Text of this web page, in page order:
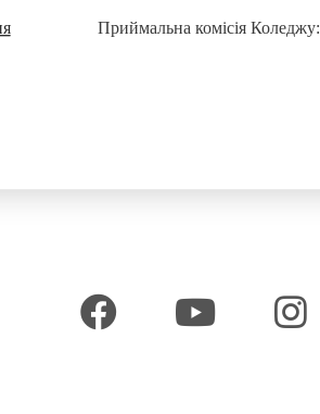
Приймальна комісія Коледжу: